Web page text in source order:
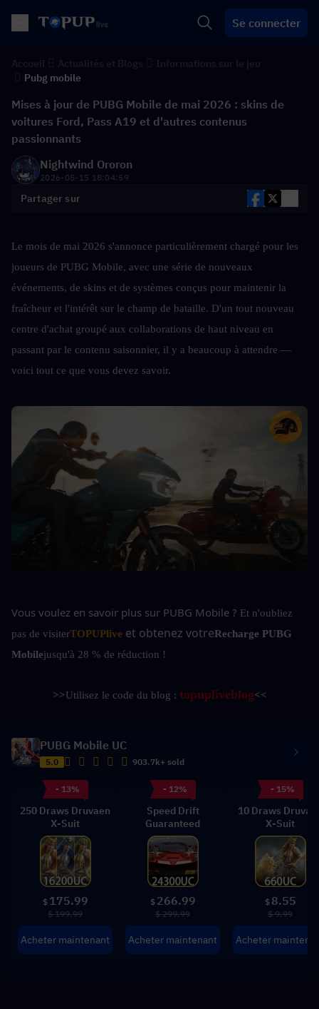
Se connecter
Pubg mobile
Mises à jour de PUBG Mobile de mai 2026 : skins de
voitures Ford, Pass A19 et d'autres contenus
passionnants
Nightwind Ororon
2026-05-15 18:04:59
Partager sur
Le mois de mai 2026 s'annonce particulièrement chargé pour les
joueurs de PUBG Mobile, avec une série de nouveaux
événements, de skins et de systèmes conçus pour maintenir la
fraîcheur et l'intérêt sur le champ de bataille. D'un tout nouveau
centre d'achat groupé aux collaborations de haut niveau en
passant par le contenu saisonnier, il y a beaucoup à attendre —
voici tout ce que vous devez savoir.
Vous voulez en savoir plus sur PUBG Mobile ? Et n'oubliez
pas de visiterTOPUPlive et obtenez votreRecharge PUBG
Mobilejusqu'à 28 % de réduction !
>>Utilisez le code du blog : topupliveblog<<
PUBG Mobile UC
5.0 903.7k+ sold
- 13%
250 Draws Druvaen
X-Suit
$ 175.99
$ 199.99
Acheter maintenant
- 12%
Speed Drift
Guaranteed
$ 266.99
$ 299.99
Acheter maintenant
- 15%
10 Draws
X-Suit
$ 8.55
$ 9.99
Acheter